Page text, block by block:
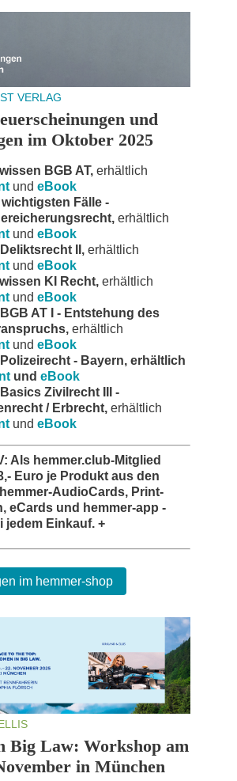
VERLAG
und
im Oktober 2025
BGB AT, erhältlich
und eBook
wichtigsten Fälle -
erhältlich
und eBook
II, erhältlich
und eBook
KI Recht, erhältlich
und eBook
AT I - Entstehung des
erhältlich
und eBook
- Bayern, erhältlich
und eBook
Zivilrecht III -
/ Erbrecht, erhältlich
und eBook
Als hemmer.club-Mitglied
Euro je Produkt aus den
AudioCards, Print-
eCards und hemmer-app -
jedem Einkauf. +
im hemmer-shop
Big Law: Workshop am
in München